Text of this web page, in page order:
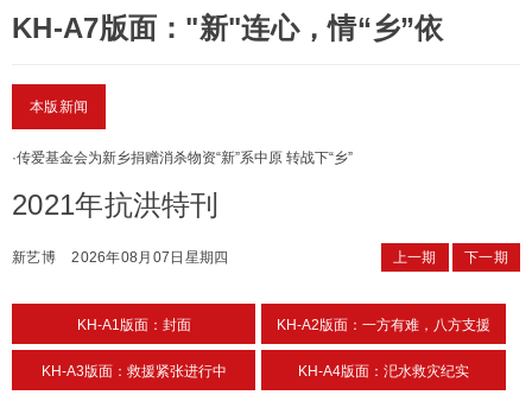
KH-A7版面："新"连心，情“乡”依
本版新闻
·传爱基金会为新乡捐赠消杀物资“新”系中原 转战下“乡”
2021年抗洪特刊
新艺博 2026年08月07日星期四 上一期 下一期
KH-A1版面：封面 KH-A2版面：一方有难，八方支援
KH-A3版面：救援紧张进行中 KH-A4版面：汜水救灾纪实